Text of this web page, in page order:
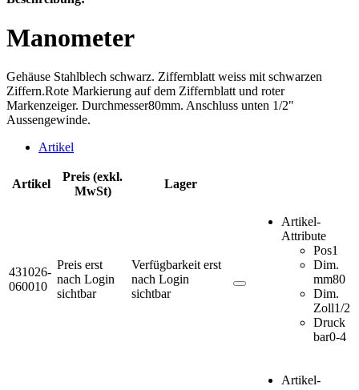
Manometer
Gehäuse Stahlblech schwarz. Ziffernblatt weiss mit schwarzen
Ziffern.Rote Markierung auf dem Ziffernblatt und roter
Markenzeiger. Durchmesser80mm. Anschluss unten 1/2"
Aussengewinde.
Artikel
Artikel
Preis (exkl.
MwSt)
Lager
431026-
060010
Preis erst
nach Login
sichtbar
Verfügbarkeit erst
nach Login
sichtbar
Artikel-
Attribute
Pos1
Dim.
mm80
Dim.
Zoll1/2
Druck
bar0-4
Artikel-